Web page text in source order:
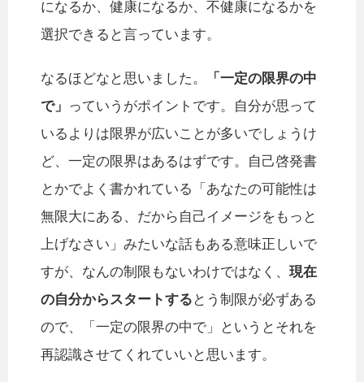
になるか、健康になるか、不健康になるかを
選択できると言っています。
なるほどなと思いました。
「一定の限界の中
で」 っていうがポイントです。自分が思って
いるよりは限界が広いことが多いでしょうけ
ど、一定の限界はあるはずです。自己啓発書
とかでよく書かれている「あなたの可能性は
無限大にある、だから自己イメージをもっと
上げなさい」みたいな話もある意味正しいで
すが、なんの制限もないわけではなく、 現在
の自分からスタートする とう制限が必ずある
ので、「一定の限界の中で」というとそれを
再認識させてくれていいと思います。